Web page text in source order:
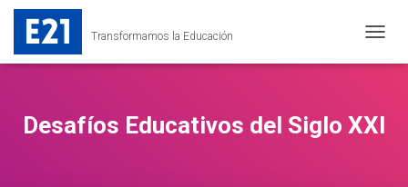
Transformamos la Educación
MODO
Desafíos Educativos del Siglo XXI